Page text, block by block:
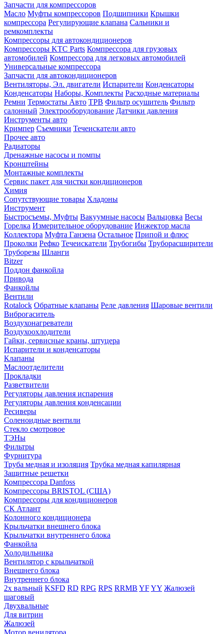
Запчасти для компрессоров
Масло Муфты компрессоров Подшипники Крышки
компрессора Регулирующие клапана Сальники и
ремкомплекты
Компрессоры для автокондиционеров
Компрессоры KTC Parts Компрессора для грузовых
автомобилей Компрессора для легковых автомобилей
Универсальные компрессора
Запчасти для автокондиционеров
Вентиляторы, Эл. двигатели Испарители Конденсаторы
Конденсаторы Наборы, Комплекты Расходные материалы
Ремни Термостаты Авто ТРВ Фильтр осушитель Фильтр
салонный Электрооборудование Датчики давления
Инструменты авто
Кримпер Съемники Течеискатели авто
Прочее авто
Радиаторы
Дренажные насосы и помпы
Кронштейны
Монтажные комплекты
Сервис пакет для чистки кондиционеров
Химия
Сопутствующие товары Хладоны
Инструмент
Быстросъемы, Муфты Вакуумные насосы Вальцовка Весы
Горелка Измерительное оборудование Инжектор масла
Коллектора Муфта Ганзена Остальное Припой и флюс
Проколки Рефко Течеискатели Трубогибы Труборасширители
Труборезы Шланги
Bitzer
Поддон фанкойла
Привода
Фанкойлы
Вентили
Rotalock Обратные клапаны Реле давления Шаровые вентили
Виброгаситель
Воздухонагреватели
Воздухоохлодители
Гайки, сервисные краны, штуцера
Испарители и конденсаторы
Клапаны
Маслоотделители
Прокладки
Разветвители
Регуляторы давления испарения
Регуляторы давления конденсации
Ресиверы
Соленоидные вентили
Стекло смотровое
ТЭНы
Фильтры
Фурнитура
Труба медная и изоляция Трубка медная капилярная
Защитные решетки
Компрессора Danfoss
Компрессоры BRISTOL (США)
Компрессоры для кондиционеров
СК Атлант
Колонного кондиционера
Крыльчатки внешнего блока
Крыльчатки внутреннего блока
Фанкойла
Холодильника
Вентилятор с крыльчаткой
Внешнего блока
Внутреннего блока
2х вальный KSFD RD RPG RPS RRMB YFYY Жалюзей
шаговый
Двухвальные
Для витрин
Жалюзей
Мотор венилятора